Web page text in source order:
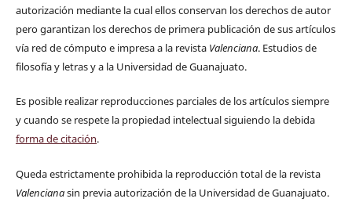
autorización mediante la cual ellos conservan los derechos de autor
pero garantizan los derechos de primera publicación de sus artículos
vía red de cómputo e impresa a la revista Valenciana. Estudios de
filosofía y letras y a la Universidad de Guanajuato.
Es posible realizar reproducciones parciales de los artículos siempre
y cuando se respete la propiedad intelectual siguiendo la debida
forma de citación.
Queda estrictamente prohibida la reproducción total de la revista
Valencianasin previa autorización de la Universidad de Guanajuato.